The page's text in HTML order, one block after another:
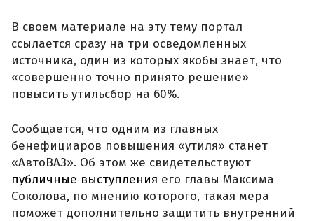
В своем материале на эту тему портал
ссылается сразу на три осведомленных
источника, один из которых якобы знает, что
«совершенно точно принято решение»
повысить утильсбор на 60%.
Сообщается, что одним из главных
бенефициаров повышения «утиля» станет
«АвтоВАЗ». Об этом же свидетельствуют
публичные выступления его главы Максима
Соколова, по мнению которого, такая мера
поможет дополнительно защитить внутренний